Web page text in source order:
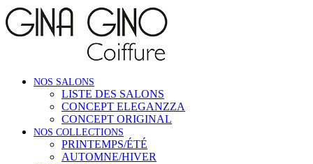
NOS SALONS
LISTE DES SALONS
CONCEPT ELEGANZZA
CONCEPT ORIGINAL
NOS COLLECTIONS
PRINTEMPS/ÉTÉ
AUTOMNE/HIVER